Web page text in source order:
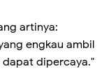
artinya:
engkau ambil
dapat dipercaya."